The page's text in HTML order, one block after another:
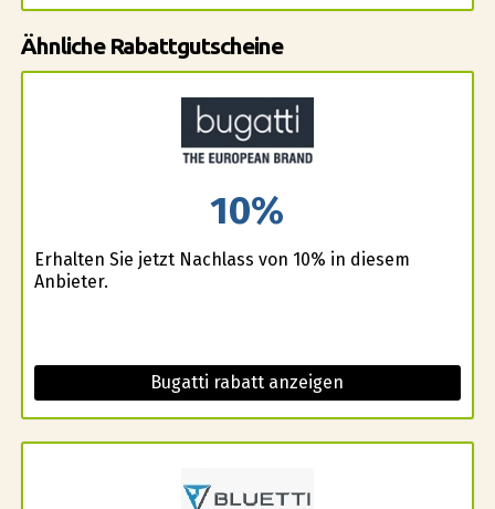
Ähnliche Rabattgutscheine
10%
Erhalten Sie jetzt Nachlass von 10% in diesem
Anbieter.
Bugatti rabatt anzeigen